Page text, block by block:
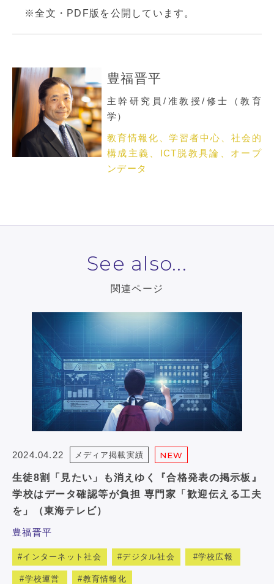
※全文・PDF版を公開しています。
豊福晋平
主幹研究員/准教授/修士（教育
学）
教育情報化、学習者中心、社会的
構成主義、ICT脱教具論、オープ
ンデータ
See also...
関連ページ
2024.04.22 メディア掲載実績 NEW
生徒8割「見たい」も消えゆく『合格発表の掲示板』
学校はデータ確認等が負担 専門家「歓迎伝える工夫
を」（東海テレビ）
豊福晋平
インターネット社会 デジタル社会 学校広報
学校運営 教育情報化